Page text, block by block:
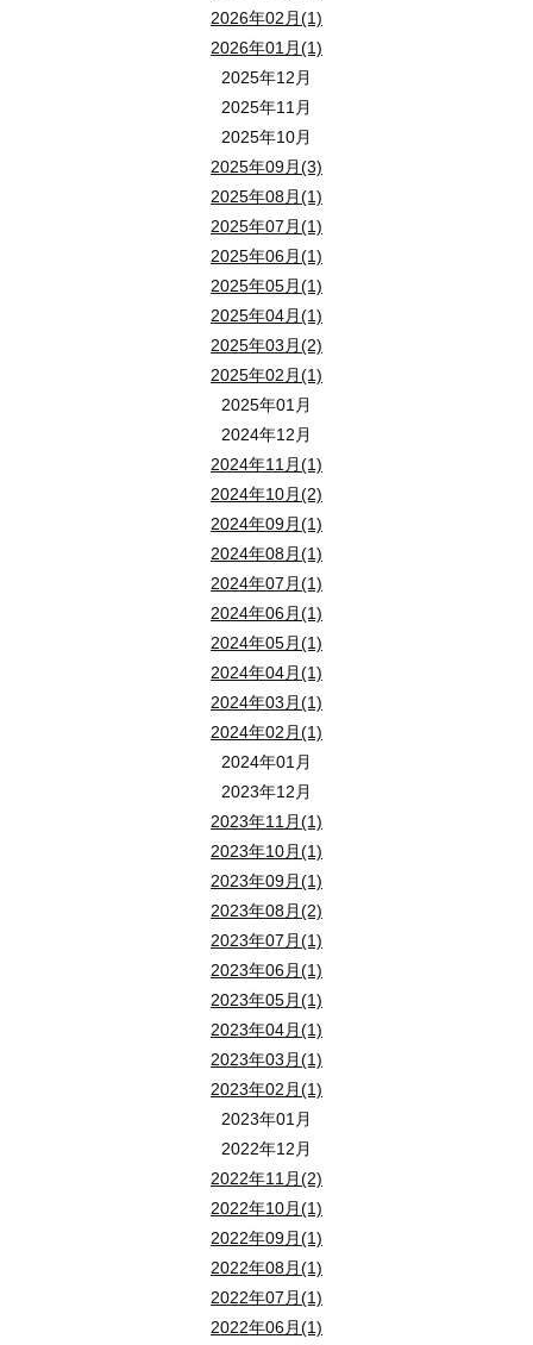
2026年02月(1)
2026年01月(1)
2025年12月
2025年11月
2025年10月
2025年09月(3)
2025年08月(1)
2025年07月(1)
2025年06月(1)
2025年05月(1)
2025年04月(1)
2025年03月(2)
2025年02月(1)
2025年01月
2024年12月
2024年11月(1)
2024年10月(2)
2024年09月(1)
2024年08月(1)
2024年07月(1)
2024年06月(1)
2024年05月(1)
2024年04月(1)
2024年03月(1)
2024年02月(1)
2024年01月
2023年12月
2023年11月(1)
2023年10月(1)
2023年09月(1)
2023年08月(2)
2023年07月(1)
2023年06月(1)
2023年05月(1)
2023年04月(1)
2023年03月(1)
2023年02月(1)
2023年01月
2022年12月
2022年11月(2)
2022年10月(1)
2022年09月(1)
2022年08月(1)
2022年07月(1)
2022年06月(1)
第１部講師 ： 平林 武夫 氏
株式会社喜多建設 統括部長
埼玉県塗装技能士実技 銀賞受賞
第２部講師 ： 宮澤 圭介 氏
狭山不動産株式会社 仲介買取センター
● 外壁塗装の注意点・トラブル事例
● 売却査定の方法とポイント
● 売却する会社によって何がちがうの？
会場参加のみならず、ライブ配信セミナーも同時開催しております
ご自宅でも当セミナーをご視聴いただけます。
途中退席も可能ですので、お気軽にご参加ください。
★★★「ZOOM」にて配信しています！★★★
「zoom」の動画配信サイトより、セミナー視聴が可能です！
ご自宅でも・移動中でも、スマホやＰＣでお手軽に、最新情報を入
（※ 通信料はご負担ください。）
ライブ配信セミナーご希望の方は 【 メールアドレス 】 をお知らせ
いただいたメールアドレス宛にセミナー視聴用のご案内メールを
メールにある 「 セミナー視聴 」 ボタンをクリックすると、
ライブ配信セミナーが視聴できます。
会場参加の方は、ご来場にてご参加ください。
第１部 外壁塗装の基礎知識 第２部 不動産売
２０２５年７月２７日（日